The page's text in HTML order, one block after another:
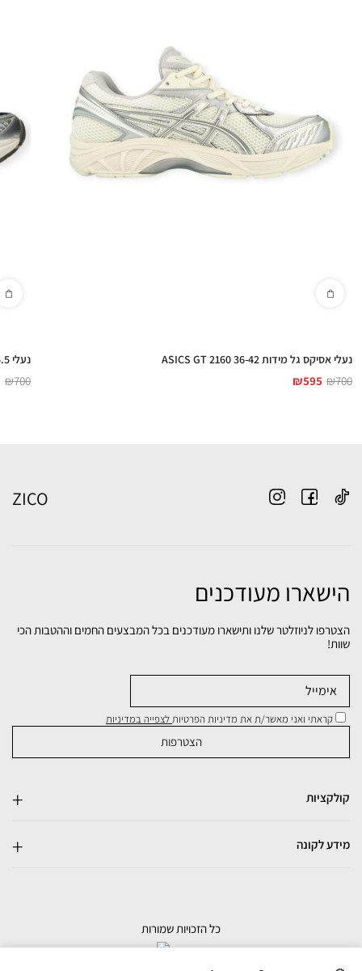
נעלי אסיקס גל מידות 36-42 ASICS GT 2160
₪700
₪595
נעלי 40-46.5 ASICS GT 2160
₪700
ZICO
הישארו מעודכנים
הצטרפו לניוזלטר שלנו ותישארו מעודכנים בכל המבצעים החמים וההטבות הכי
שוות!
קראתי ואני מאשר/ת את מדיניות הפרטיותלצפייה במדיניות
קולקציות
מידע לקונה
בניית אתרי מכירות
כל הזכויות שמורות